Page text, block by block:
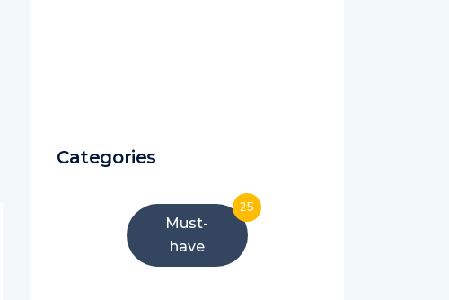
Categories
Must-
have
25